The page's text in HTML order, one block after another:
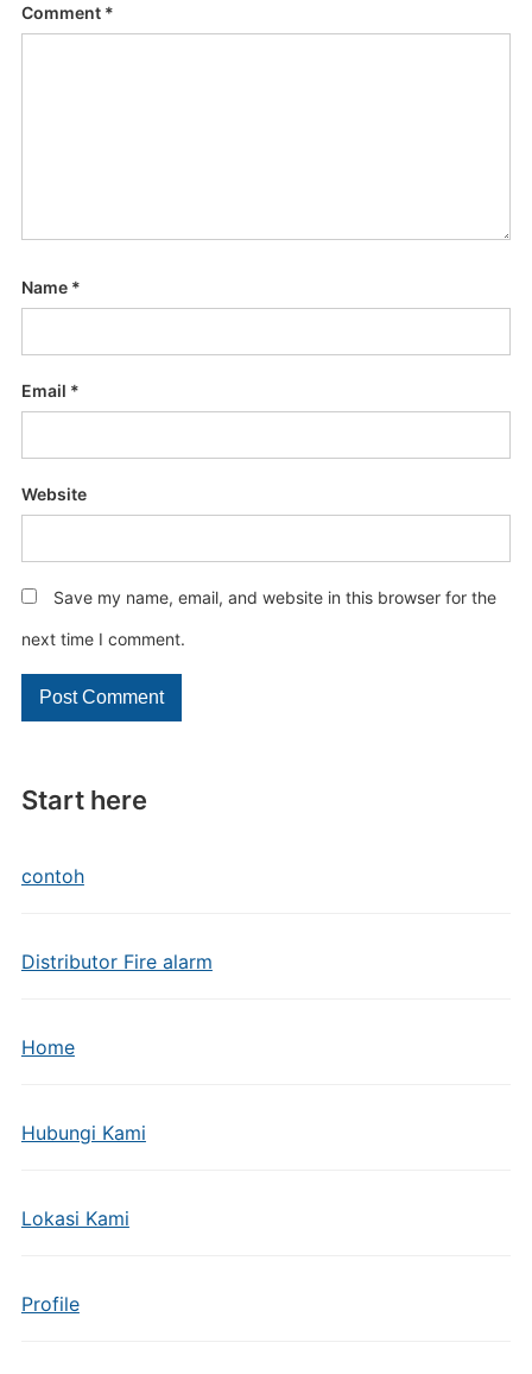
Start here
contoh
Distributor Fire alarm
Home
Hubungi Kami
Lokasi Kami
Profile
Comment *
Name *
Email *
Website
Save my name, email, and website in this browser for the
next time I comment.